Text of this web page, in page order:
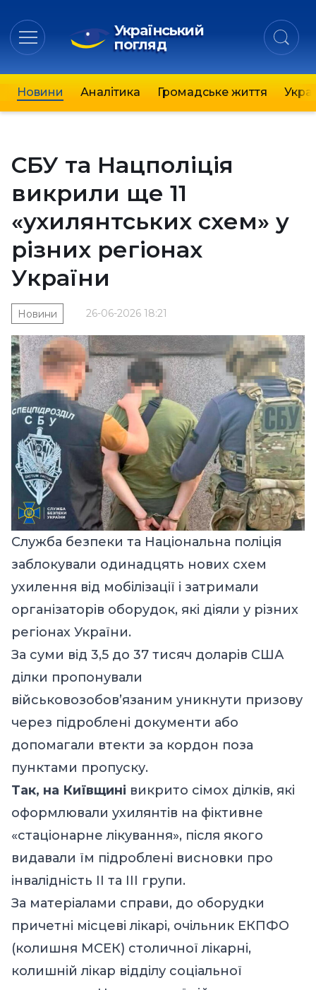
Український
погляд
Новини Аналітика Громадське життя
СБУ та Нацполіція
викрили ще 11
«ухилянтських схем» у
різних регіонах
України
26-06-2026 18:21
Новини
Служба безпеки та Національна поліція
заблокували одинадцять нових схем
ухилення від мобілізації і затримали
організаторів оборудок, які діяли у різних
регіонах України.
За суми від 3,5 до 37 тисяч доларів США
ділки пропонували
військовозобов’язаним уникнути призову
через підроблені документи або
допомагали втекти за кордон поза
пунктами пропуску.
Так, на Київщині викрито сімох ділків, які
оформлювали ухилянтів на фіктивне
«стаціонарне лікування», після якого
видавали їм підроблені висновки про
інвалідність ІІ та ІІІ групи.
За матеріалами справи, до оборудки
причетні місцеві лікарі, очільник ЕКПФО
(колишня МСЕК) столичної лікарні,
колишній лікар відділу соціальної